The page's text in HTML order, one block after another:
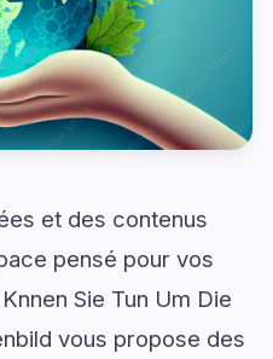
et des contenus
pensé pour vos
Sie Tun Um Die
vous propose des